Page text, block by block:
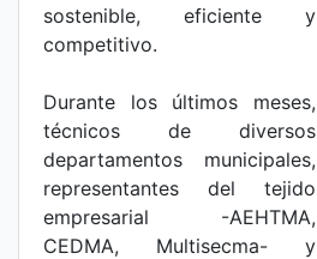
sostenible, eficiente y
competitivo.
Durante los últimos meses,
técnicos de diversos
departamentos municipales,
representantes del tejido
empresarial -AEHTMA,
CEDMA, Multisecma- y